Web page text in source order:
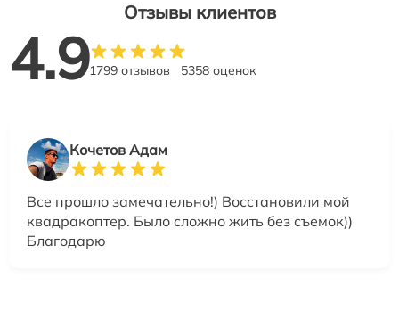
Отзывы клиентов
4.91799 отзывов 5358 оценок
Кочетов Адам
Все прошло замечательно!) Восстановили мой
квадракоптер. Было сложно жить без съемок))
Благодарю